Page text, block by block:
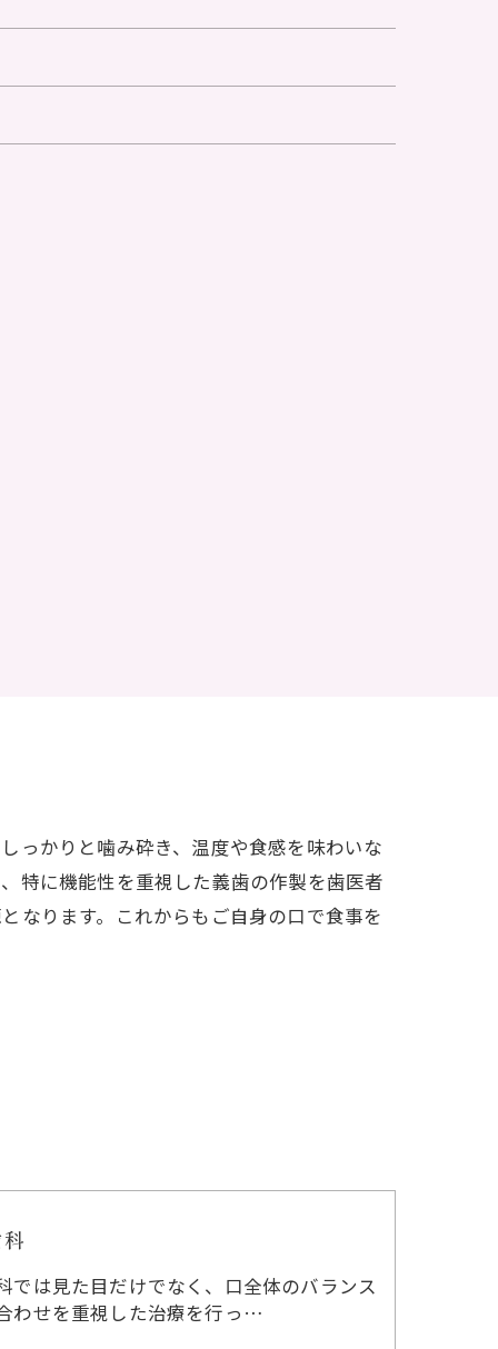
っかりと噛み砕き、温度や食感を味わいな
特に機能性を重視した義歯の作製を歯医者
なります。これからもご自身の口で食事を
では見た目だけでなく、口全体のバランス
わせを重視した治療を行っ…